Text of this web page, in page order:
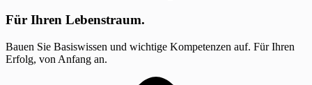
Für Ihren Lebenstraum.
Bauen Sie Basiswissen und wichtige Kompetenzen auf. Für Ihren
Erfolg, von Anfang an.